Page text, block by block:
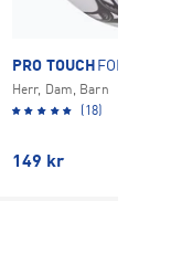
PRO TOUCH FORCE 20
Herr, Dam, Barn
(18)
149 kr